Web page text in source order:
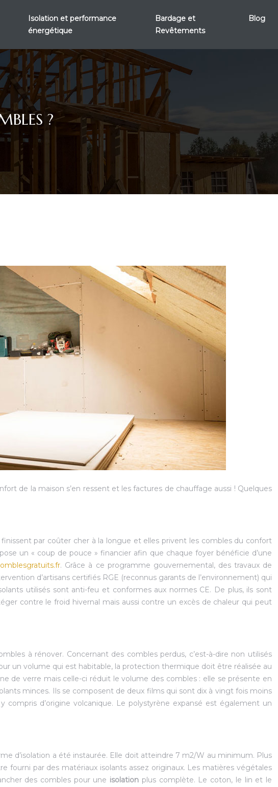
Isolation et performance
énergétique
Bardage et
Revêtements
Blog
?
de la maison s’en ressent et les factures de chauffage aussi ! Quelques
par coûter cher à la longue et elles privent les combles du confort
un « coup de pouce » financier afin que chaque foyer bénéficie d’une
. Grâce à ce programme gouvernemental, des travaux de
d’artisans certifiés RGE (reconnus garants de l’environnement) qui
utilisés sont anti-feu et conformes aux normes CE. De plus, ils sont
contre le froid hivernal mais aussi contre un excès de chaleur qui peut
à rénover. Concernant des combles perdus, c’est-à-dire non utilisés
un volume qui est habitable, la protection thermique doit être réalisée au
de verre mais celle-ci réduit le volume des combles : elle se présente en
minces. Ils se composent de deux films qui sont dix à vingt fois moins
d’origine volcanique. Le polystyrène expansé est également un
d’isolation a été instaurée. Elle doit atteindre 7 m2/W au minimum. Plus
par des matériaux isolants assez originaux. Les matières végétales
des combles pour une isolation plus complète. Le coton, le lin et le